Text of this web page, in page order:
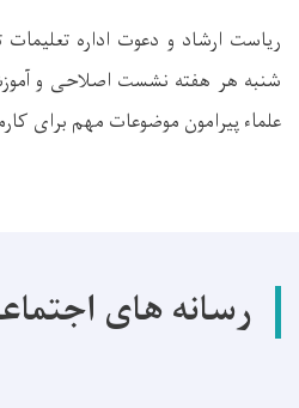
ریاست ارشاد و دعوت اداره
شنبه هر هفته نشست اصلاحی و
علماء پیرامون موضوعات مهم برای
رسانه های